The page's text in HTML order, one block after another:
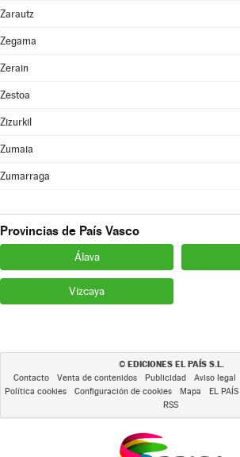
Zarautz
Zegama
Zerain
Zestoa
Zizurkil
Zumaia
Zumarraga
Provincias de País Vasco
Álava
Vizcaya
© EDICIONES EL PAÍS S.L.
Contacto Venta de contenidos Publicidad Aviso legal
Política cookies
Configuración de cookies Mapa EL
RSS